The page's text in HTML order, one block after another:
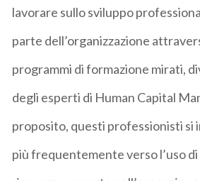
lavorare sullo sviluppo
parte dell’organizzazione
programmi di formazione mirati,
degli esperti di Human Capital
proposito, questi professionisti si
più frequentemente verso l’uso